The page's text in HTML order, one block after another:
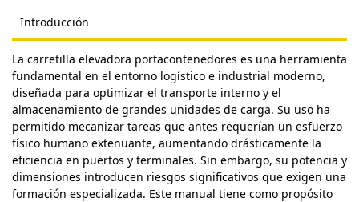
Introducción
La carretilla elevadora portacontenedores es una herramienta
fundamental en el entorno logístico e industrial moderno,
diseñada para optimizar el transporte interno y el
almacenamiento de grandes unidades de carga. Su uso ha
permitido mecanizar tareas que antes requerían un esfuerzo
físico humano extenuante, aumentando drásticamente la
eficiencia en puertos y terminales. Sin embargo, su potencia y
dimensiones introducen riesgos significativos que exigen una
formación especializada. Este manual tiene como propósito